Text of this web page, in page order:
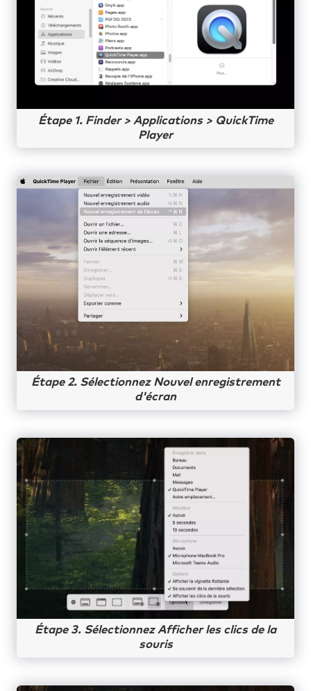
Étape 1. Finder > Applications > QuickTime
Player
Étape 2. Sélectionnez Nouvel enregistrement
d'écran
Étape 3. Sélectionnez Afficher les clics de la
souris